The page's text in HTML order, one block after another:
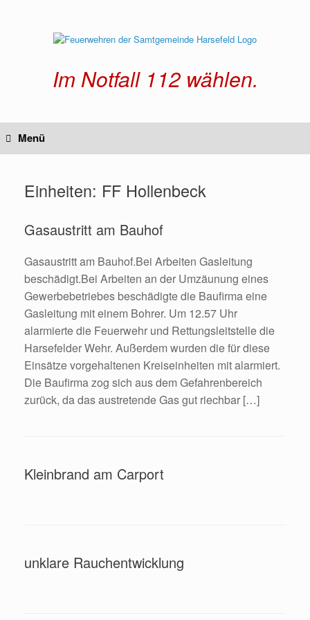
Im Notfall 112 wählen.
Menü
Einheiten: FF Hollenbeck
Gasaustritt am Bauhof
Gasaustritt am Bauhof.Bei Arbeiten Gasleitung
beschädigt.Bei Arbeiten an der Umzäunung eines
Gewerbebetriebes beschädigte die Baufirma eine
Gasleitung mit einem Bohrer. Um 12.57 Uhr
alarmierte die Feuerwehr und Rettungsleitstelle die
Harsefelder Wehr. Außerdem wurden die für diese
Einsätze vorgehaltenen Kreiseinheiten mit alarmiert.
Die Baufirma zog sich aus dem Gefahrenbereich
zurück, da das austretende Gas gut riechbar […]
Kleinbrand am Carport
unklare Rauchentwicklung